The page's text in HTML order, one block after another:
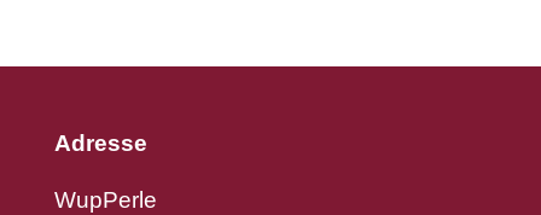
Adresse
WupPerle